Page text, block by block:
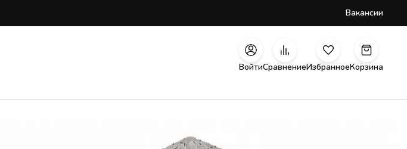
Вакансии
ВойтиСравнениеИзбранноеКорзина